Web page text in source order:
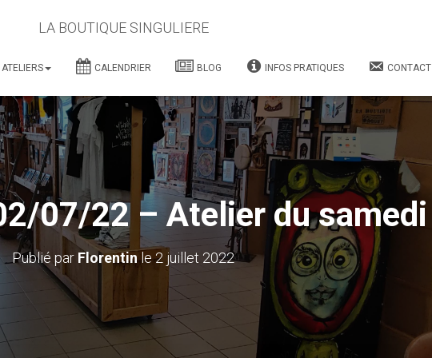
LA BOUTIQUE SINGULIERE
ATELIERS CALENDRIER BLOG INFOS PRATIQUES CONTACT
07/22 – Atelier du samedi
Publié par Florentinle2 juillet 2022